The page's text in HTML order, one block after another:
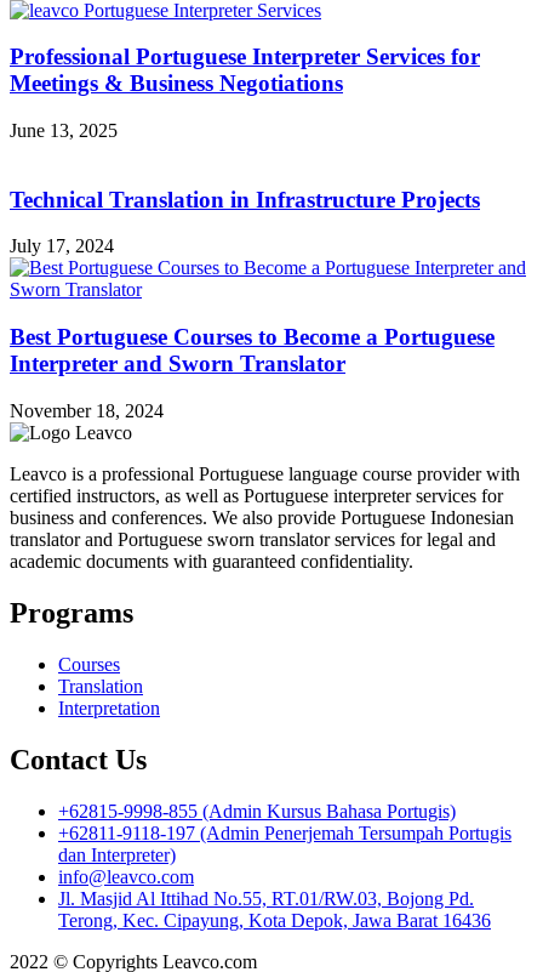
Professional Portuguese Interpreter Services for
Meetings & Business Negotiations
June 13, 2025
Technical Translation in Infrastructure Projects
July 17, 2024
Best Portuguese Courses to Become a Portuguese
Interpreter and Sworn Translator
November 18, 2024
Leavco is a professional Portuguese language course provider with
certified instructors, as well as Portuguese interpreter services for
business and conferences. We also provide Portuguese Indonesian
translator and Portuguese sworn translator services for legal and
academic documents with guaranteed confidentiality.
Programs
Courses
Translation
Interpretation
Contact Us
+62815-9998-855 (Admin Kursus Bahasa Portugis)
+62811-9118-197 (Admin Penerjemah Tersumpah Portugis
dan Interpreter)
info@leavco.com
Jl. Masjid Al Ittihad No.55, RT.01/RW.03, Bojong Pd.
Terong, Kec. Cipayung, Kota Depok, Jawa Barat 16436
2022 © Copyrights Leavco.com